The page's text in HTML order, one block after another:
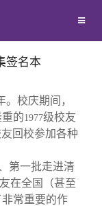
签名本
。校庆期间，
的1977级校友
回校参加各种
第一批走进清
在全国（甚至
常重要的作